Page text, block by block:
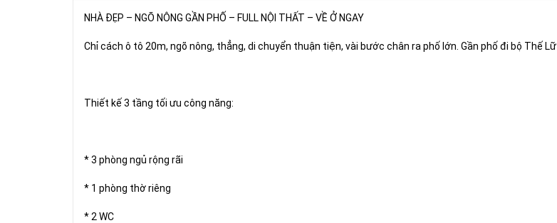
NHÀ ĐẸP – NGÕ NÔNG GẦN PHỐ – FULL NỘI THẤT – VỀ Ở NGAY
Chỉ cách ô tô 20m, ngõ nông, thẳng, di chuyển thuận tiện, vài bước chân ra phố lớn. Gần phố đi bộ Thế Lữ
Thiết kế 3 tầng tối ưu công năng:
* 3 phòng ngủ rộng rãi
* 1 phòng thờ riêng
* 2 WC